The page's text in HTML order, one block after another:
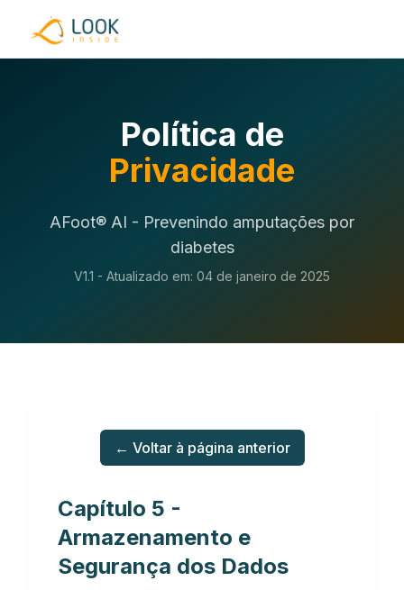
Política de
Privacidade
AFoot® AI - Prevenindo amputações por
diabetes
V1.1 - Atualizado em: 04 de janeiro de 2025
← Voltar à página anterior
Capítulo 5 -
Armazenamento e
Segurança dos Dados